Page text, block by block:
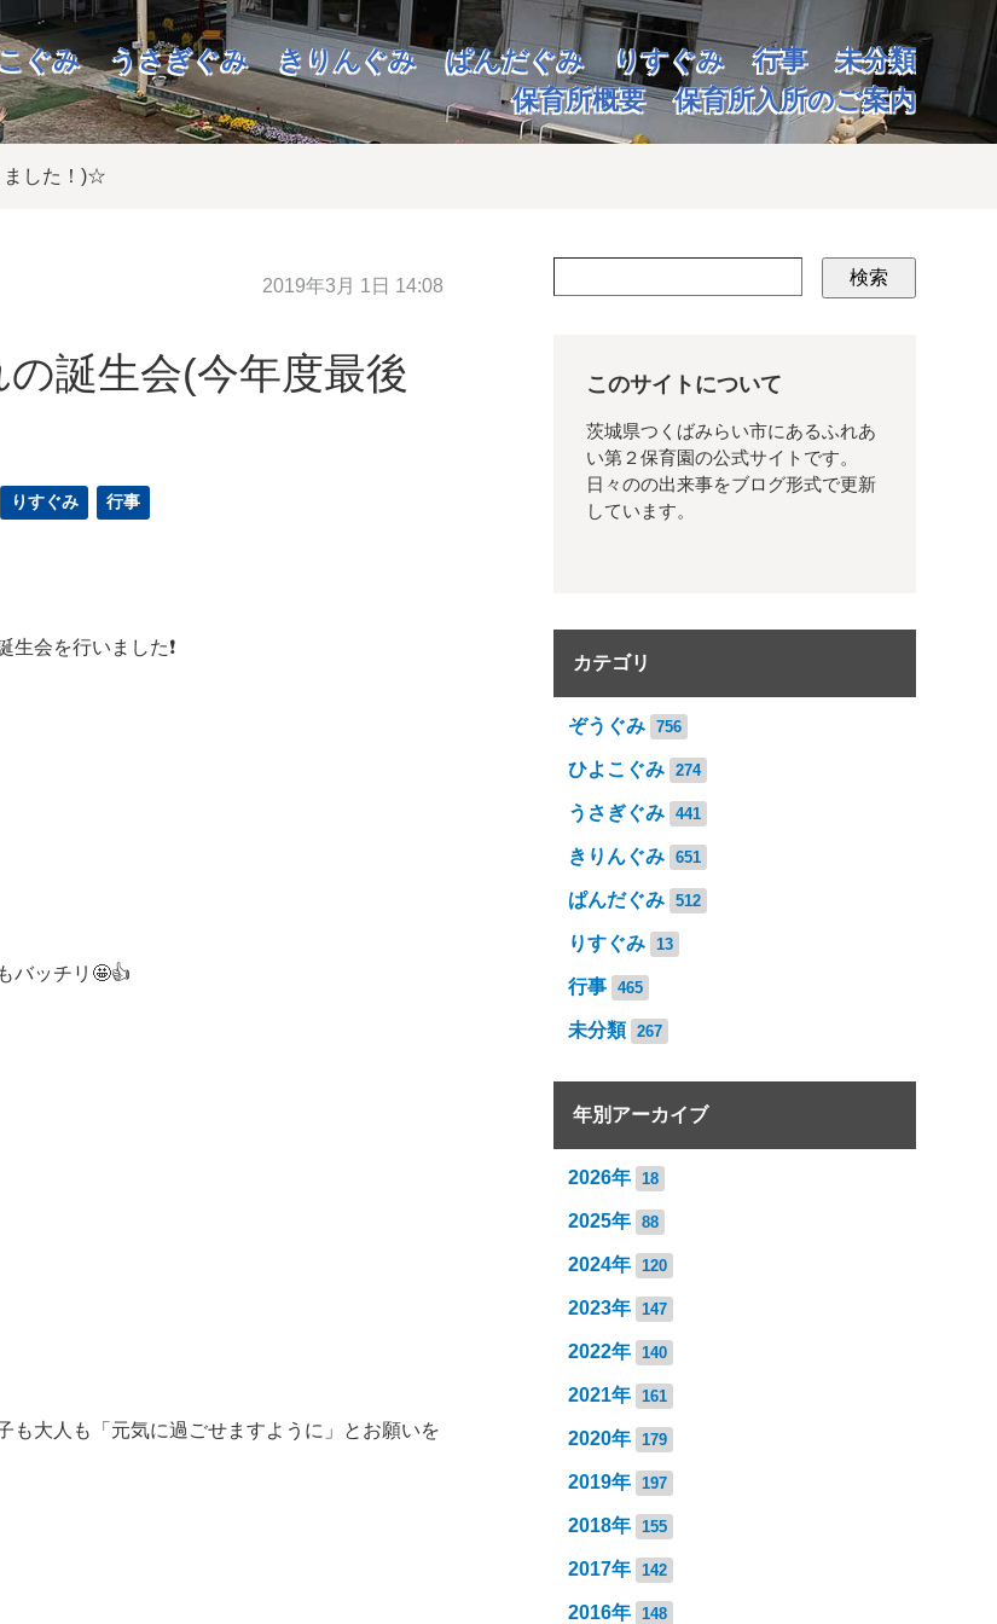
ぐみ うさぎぐみ きりんぐみ ぱんだぐみ りすぐみ 行事
未分類
保育所概要
保育所入所のご案内
ました！)☆
2019年3月 1日 14:08
誕生会(今年度最後
りすぐみ 行事
会を行いました❗
バッチリ🤩👍
も大人も「元気に過ごせますように」とお願いを
検索
このサイトについて
茨城県つくばみらい市にあるふれあ
い第２保育園の公式サイトです。
日々のの出来事をブログ形式で更新
しています。
カテゴリ
ぞうぐみ 756
ひよこぐみ 274
うさぎぐみ 441
きりんぐみ 651
ぱんだぐみ 512
りすぐみ 13
行事 465
未分類 267
年別アーカイブ
2026年 18
2025年 88
2024年 120
2023年 147
2022年 140
2021年 161
2020年 179
2019年 197
2018年 155
2017年 142
2016年 148